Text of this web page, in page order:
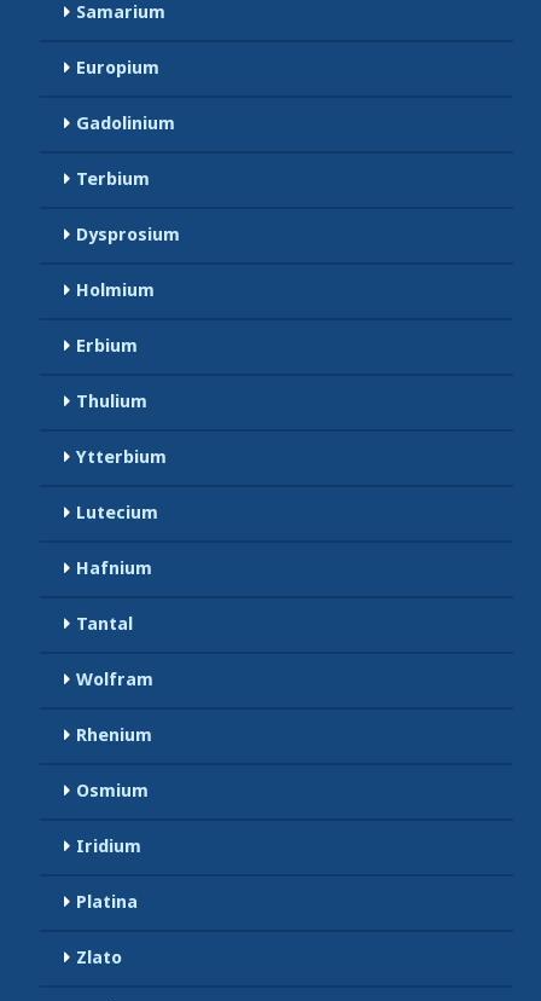
Samarium
Europium
Gadolinium
Terbium
Dysprosium
Holmium
Erbium
Thulium
Ytterbium
Lutecium
Hafnium
Tantal
Wolfram
Rhenium
Osmium
Iridium
Platina
Zlato